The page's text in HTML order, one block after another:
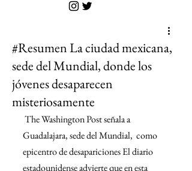
#Resumen La ciudad mexicana,
sede del Mundial, donde los
jóvenes desaparecen
misteriosamente
The Washington Post señala a
Guadalajara, sede del Mundial,  como
epicentro de desapariciones El diario
estadounidense advierte que en esta